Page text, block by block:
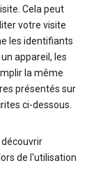
Cela peut
votre visite
les identifiants
appareil, les
la même
présentés sur
ci-dessous.
de l'utilisation